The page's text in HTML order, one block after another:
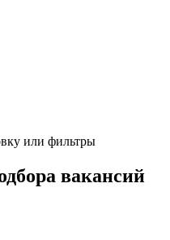
или фильтры
вакансий